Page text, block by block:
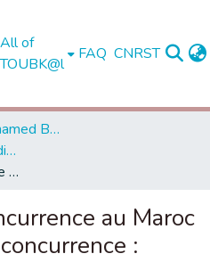
All of
TOUBK@l
FAQ CNRST
Université Sidi Mohamed Ben Abdellah de Fès
Faculté des Sciences Juridiques, Economiques et Sociales - Fès
Autorité de la concurrence au Maroc : Le conseil de la concurrence : Pouvoirs et Défis
au Maroc
: